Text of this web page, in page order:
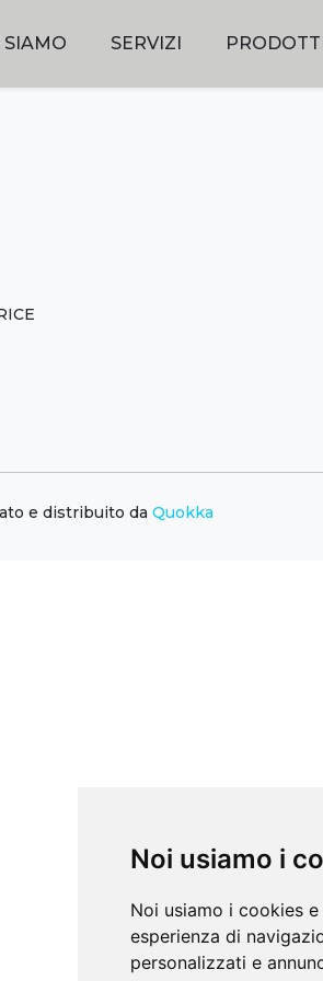
Noi usiamo i
Noi usiamo i cookies
esperienza di
personalizzati e
SIAMO SERVIZI
e distribuito da Quokka